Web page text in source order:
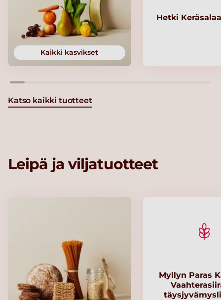
Kaikki kasvikset
Hetki
Katso kaikki tuotteet
Leipä ja viljatuotteet
Myllyn Paras